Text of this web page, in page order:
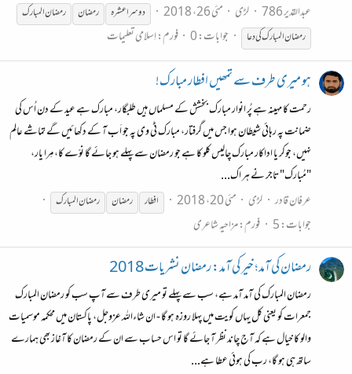
عبدالقدیر 786
لڑی مئی 26، 2018 دوسرا عشرہ رمضان رمضانالمبارک
رمضانالمبارک کی دعا جوابات: 0 فورم:اِسلامی تعلیمات
ہو میری طرف سے تمھیں افطار مبارک!
رحمت کا مہینہ ہے پُر انوار مبارک بخشش کے مسلماں ہیں طلبگار، مبارک ہے عید کے دن اُس کی
ضمانت پہ رہائی شیطان ہوا جس میں گرفتار، مبارک ٹی وی پہ جو اَب آ کے دکھائیں گے تماشے عالِم
نہیں، جوکر یا اداکار مبارک چالیس کلو کا ہے جو رمضان سے پہلے ہو جائے گا نوّے کا، مِرا یار،
"مُبارک" تاجر نے ہر اک...
عرفان قادر لڑی مئی 20، 2018 افطار رمضان رمضانالمبارک
جوابات: 5 فورم:مزاحیہ شاعری
رمضان کی آمد؛ خیر کی آمد: رمضان نشریات 2018
رمضان المبارک کی آمد آمد ہے، سب سے پہلے تو میری طرف سے آپ سب کو رمضان المبارک
جمعرات کو یعنی کل یہاں کویت میں پہلا روزہ ہو گا - ان شاءاللہ عزوجل، پاکستان میں محکمہ موسمیات
والو کا خیال ہے کہ آج چاند نظر آ جائے گا تو اس حساب سے ان کے رمضان کا آغاز بھی ہمارے
ساتھ ہی ہو گا، رب کی ہوئی عطا ہے...